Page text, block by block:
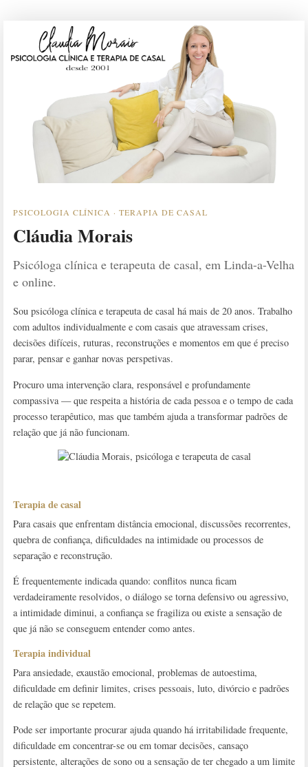
PSICOLOGIA CLÍNICA · TERAPIA DE CASAL
Cláudia Morais
Psicóloga clínica e terapeuta de casal, em Linda-a-Velha
e online.
Sou psicóloga clínica e terapeuta de casal há mais de 20 anos. Trabalho
com adultos individualmente e com casais que atravessam crises,
decisões difíceis, ruturas, reconstruções e momentos em que é preciso
parar, pensar e ganhar novas perspetivas.
Procuro uma intervenção clara, responsável e profundamente
compassiva — que respeita a história de cada pessoa e o tempo de cada
processo terapêutico, mas que também ajuda a transformar padrões de
relação que já não funcionam.
Terapia de casal
Para casais que enfrentam distância emocional, discussões recorrentes,
quebra de confiança, dificuldades na intimidade ou processos de
separação e reconstrução.
É frequentemente indicada quando: conflitos nunca ficam
verdadeiramente resolvidos, o diálogo se torna defensivo ou agressivo,
a intimidade diminui, a confiança se fragiliza ou existe a sensação de
que já não se conseguem entender como antes.
Terapia individual
Para ansiedade, exaustão emocional, problemas de autoestima,
dificuldade em definir limites, crises pessoais, luto, divórcio e padrões
de relação que se repetem.
Pode ser importante procurar ajuda quando há irritabilidade frequente,
dificuldade em concentrar-se ou em tomar decisões, cansaço
persistente, alterações de sono ou a sensação de ter chegado a um limite